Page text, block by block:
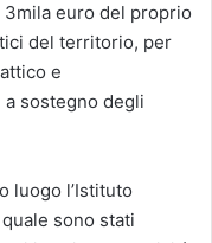
euro del proprio
del territorio, per
e
a sostegno degli
luogo l’Istituto
sono stati